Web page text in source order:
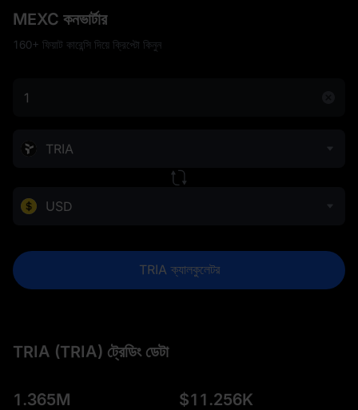
MEXC কনভার্টার
160+ ফিয়াট কারেন্সি দিয়ে ক্রিপ্টো কিনুন
TRIA
USD
TRIA ক্যালকুলেটর
TRIA (TRIA) ট্রেডিং ডেটা
1.365M $11.256K